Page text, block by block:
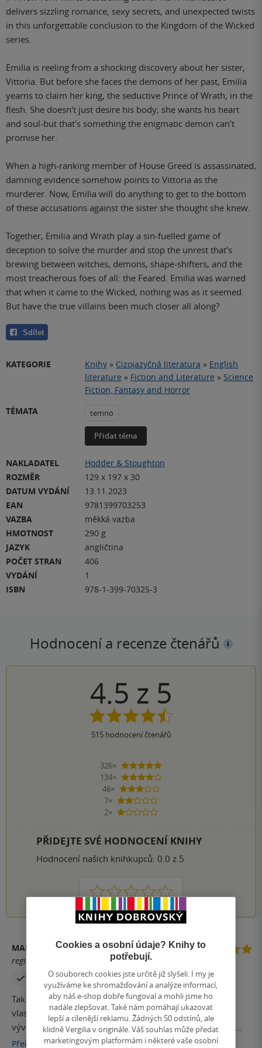
delivers sizzling romance, sexy secrets, and unexpected twists
in this unforgettable conclusion to the Kingdom of the Wicked
series.
Emilia is reeling from a shocking discovery about her sister,
Vittoria. But before she faces the demons of her past, Emilia
yearns to claim her king, the seductive Prince of Wrath, in the
flesh. She doesn't just desire his body; she wants his heart
and soul-but that's something the enigmatic demon can't
promise her.
When a high-ranking member of House Greed is assassinated,
damning evidence somehow points to Vittoria as the
murderer. Now, Emilia will do anything to get to the bottom
of these accusations against the sister she thought she knew.
Together, Emilia and Wrath play a sin-fuelled game of
deception to solve the murder and stop the unrest that's
brewing between witches, demons, shape-shifters, and the
most treacherous foes of all: the Feared. Emilia was warned
that when it came to the Wicked, nothing was as it seemed.
But have the true villains been much closer all along?
Sdílet
KATEGORIE Knihy » Cizojazyčná literatura » English
literature » Fiction and Literature » Science
Fiction, Fantasy and Horror
TÉMATA
temno
Přidat téma
NAKLADATEL
Hodder & Stoughton
ROZMĚR
129 x 197 x 30
DATUM VYDÁNÍ
13.11.2023
EAN
9781399703253
VAZBA
měkká vazba
HMOTNOST
290 g
JAZYK
angličtina
POČET STRAN
406
VYDÁNÍ
1
ISBN
978-1-399-70325-3
Hodnocení a recenze čtenářů
4.5 z 5
515hodnocení čtenářů
326×
5 hvězdiček
134×
4 hvězdičky
46×
3 hvězdičky
7×
2 hvězdičky
2×
1 hvezdička
PŘIDEJTE SVÉ HODNOCENÍ KNIHY
Hodnocení našich knihkupců: 0.0 z 5
1 2 3 4 5
MARKÉTA KUBÍČKOVÁ
registrovaný uživatel
Zakoupil produkt
Tak tohle bylo krásně zakončené. Musím říct, že mám
vlastně ráda, když postavy projdou nějakým zásadním
vývojem. A to se tady stalo. Z prostacky bohyně? To je z
nuly na sto. A pro mě to funguje. Vlastně trochu škoda
Přečíst více
Cookies a osobní údaje? Knihy to
potřebují.
O souborech cookies jste určitě již slyšeli. I my je
využíváme ke shromažďování a analýze informací,
aby náš e-shop dobře fungoval a mohli jsme ho
nadále zlepšovat. Také nám pomáhají ukazovat
lepší a cílenější reklamu. Žádných 50 odstínů, ale
klidně Vergilia v originále. Váš souhlas může předat
marketingovým platformám i některé vaše osobní